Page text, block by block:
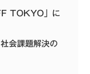
TOKYO」に
会課題解決の